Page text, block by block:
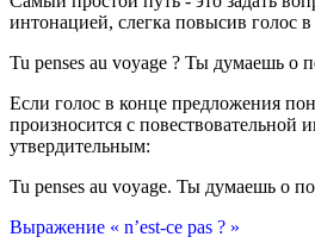
интонацией, слегка повысив голос
Tu penses au voyage ? Ты думаешь о
Если голос в конце предложения
произносится с повествовательной
утвердительным:
Tu penses au voyage. Ты думаешь о
Выражение « n’est-ce pas ? »